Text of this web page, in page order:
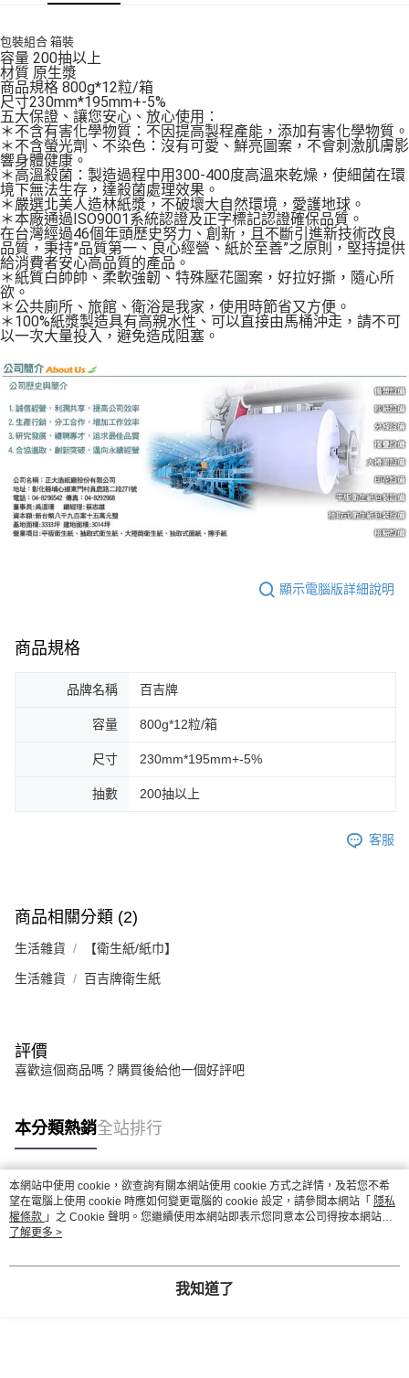
成交易。
3.實際核准額度、可分期數及費用金額請依後續交易確認頁面所載為準。
4.訂單成立30分鐘內，如未前往確認交易或遇審核未通過，訂單將自動取
消。如遇「轉專審核」未通過狀況，表示未達大哥付你分期系統評分，恕無
法說明評估內容。
【繳款方式說明】
1.分期款項不併入電信帳單，「大哥付你分期」於每月結算日後寄送繳費提
醒簡訊。
2.透過簡訊連結打開帳單後，可選擇「超商條碼／台灣大直營門市／銀行轉
帳／街口支付／iPASS MONEY」等通路繳費。
【注意事項】
1.本服務係由「台灣大哥大股份有限公司」（以下簡稱本公司）所提供，讓
用戶於交易時，得透過本服務購買商品或服務，並由商店將買賣／分期付款
買賣價金債權讓與本公司後，依約使用本公司帳單繳交帳款。
2.基於同意付款使用「大哥付你分期」之契約關係目的，商店將以您的個人
資料（包含姓名、電話或地址）提供予台灣大哥大進項蒐集、處理及利用，
由本公司與您本人進行分期帳單所需資料之確認、核對及更正。
3.完整用戶服務條款，請詳閱以下連結：
【關於「AFTEE先享後付」】
AFTEE先享後付是「在收到商品之後才付款」的支付方式。 讓您購物簡單
便利好安心！
１．簡單：不需註冊會員、不需綁卡、不需儲值。
２．便利：只要手機號碼，簡訊認證，即可結帳。
３．安心：先確認商品／服務後，再付款。
【「AFTEE先享後付」結帳流程】
１．於結帳方式選擇「AFTEE先享後付」後，將跳轉至「AFTEE先享後付」
結帳頁面，進行簡訊認證並確認金額後，即可完成結帳。
２．訂單成立數日內，您將收到繳費通知簡訊。
３．收到繳費通知簡訊後14天內，點擊此簡訊中的連結，可透過四大超商／
ATM／網路銀行／等多元方式進行付款，方視為交易完成。
※ 請注意：結帳手續完成當下不需立刻繳費，但若您需要取消訂單，請聯絡
購買商品的店家。未經商家同意取消之訂單仍視為有效，需透過AFTEE先享
後付繳納相關費用。
※ 交易是否成功請以「AFTEE先享後付 」之結帳頁面顯示為準，若有關於
是否繳費成功／繳費後需取消欲退款等相關疑問，請聯繫「AFTEE先享後付
客戶支援中心」https://netprotections.freshdesk.com/support/home
【注意事項】
１．透過由恩沛科技股份有限公司提供之「AFTEE先享後付」服務完成之交
易，需依本服務之必要範圍內提供個人資料，並將交易相關給付款項請求債
權轉讓予恩沛科技股份有限公司。
２．關於個人資料處理事宜，請瀏覽以下網址：
https://aftee.tw/terms/#terms3
３．未成年的使用者請事先徵得法定代理人或監護人之同意方可使用
「AFTEE先享後付」，若未經同意申辦者引起之損失，本公司不負相關責
任。
４．使用「AFTEE先享後付」時，將依據個別帳號之用戶狀況，依本公司即
時審查核予不同之上限額度；若仍有額度不足之情形，本公司將視審查結果
ATM付款
運送方式
免運優惠
免運費
包裝組合 箱裝
容量 200抽以上
材質 原生漿
商品規格 800g*12粒/箱
尺寸230mm*195mm+-5%
五大保證、讓您安心、放心使用：
＊不含有害化學物質：不因提高製程產能，添加有害化學物質。
＊不含螢光劑、不染色：沒有可愛、鮮亮圖案，不會刺激肌膚影
響身體健康。
＊高溫殺菌：製造過程中用300-400度高溫來乾燥，使細菌在環
境下無法生存，達殺菌處理效果。
＊嚴選北美人造林紙漿，不破壞大自然環境，愛護地球。
＊本廠通過ISO9001系統認證及正字標記認證確保品質。
在台灣經過46個年頭歷史努力、創新，且不斷引進新技術改良
品質，秉持”品質第一、良心經營、紙於至善”之原則，堅持提供
給消費者安心高品質的產品。
＊紙質白帥帥、柔軟強韌、特殊壓花圖案，好拉好撕，隨心所
欲。
＊公共廁所、旅館、衛浴是我家，使用時節省又方便。
＊100%紙漿製造具有高親水性、可以直接由馬桶沖走，請不可
以一次大量投入，避免造成阻塞。
顯示電腦版詳細說明
商品規格
品牌名稱 百吉牌
容量 800g*12粒/箱
尺寸 230mm*195mm+-5%
抽數 200抽以上
客服
商品相關分類 (2)
生活雜貨 【衛生紙/紙巾】
生活雜貨 百吉牌衛生紙
評價
喜歡這個商品嗎？購買後給他一個好評吧
本分類熱銷全站排行
熱門標籤
本網站中使用 cookie，欲查詢有關本網站使用 cookie 方式之詳情，及若您不希
望在電腦上使用 cookie 時應如何變更電腦的 cookie 設定，請參閱本網站「 隱私
權條款 」之 Cookie 聲明。您繼續使用本網站即表示您同意本公司得按本網站使
用條款之 Cookie 聲明使用 cookie。
了解更多 >
我知道了